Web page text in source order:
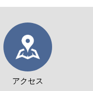
アクセス